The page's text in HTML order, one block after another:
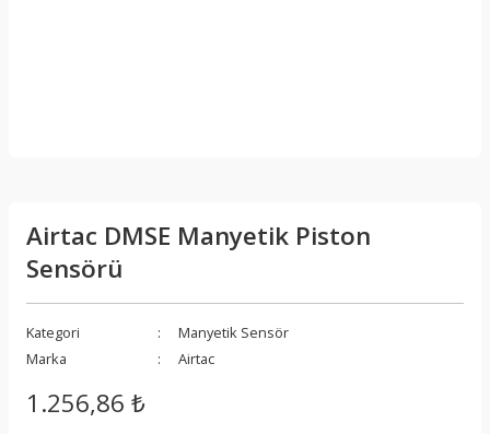
Airtac DMSE Manyetik Piston
Sensörü
Kategori
Manyetik Sensör
Marka
Airtac
1.256,86 ₺